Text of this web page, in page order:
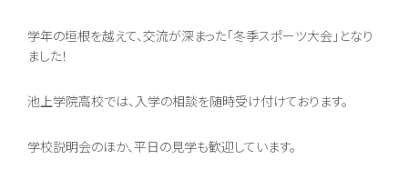
学年の垣根を越えて、交流が深まった「冬季スポーツ大会」となり
ました！
池上学院高校では、入学の相談を随時受け付けております。
学校説明会のほか、平日の見学も歓迎しています。